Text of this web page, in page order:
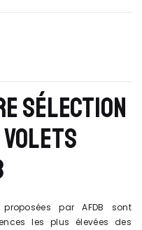
SÉLECTION
par AFDB sont
les plus élevées des